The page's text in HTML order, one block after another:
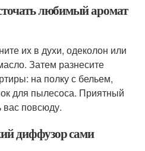
любимый аромат
их в духи, одеколон или
Затем разнесите
на полку с бельем,
для пылесоса. Приятный
вас повсюду.
диффузор сами